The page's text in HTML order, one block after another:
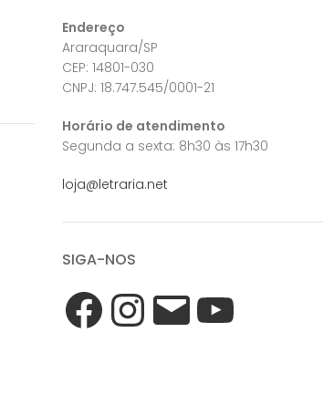
Endereço
Araraquara/SP
CEP: 14801-030
CNPJ: 18.747.545/0001-21
Horário de atendimento
Segunda a sexta: 8h30 às 17h30
loja@letraria.net
SIGA-NOS